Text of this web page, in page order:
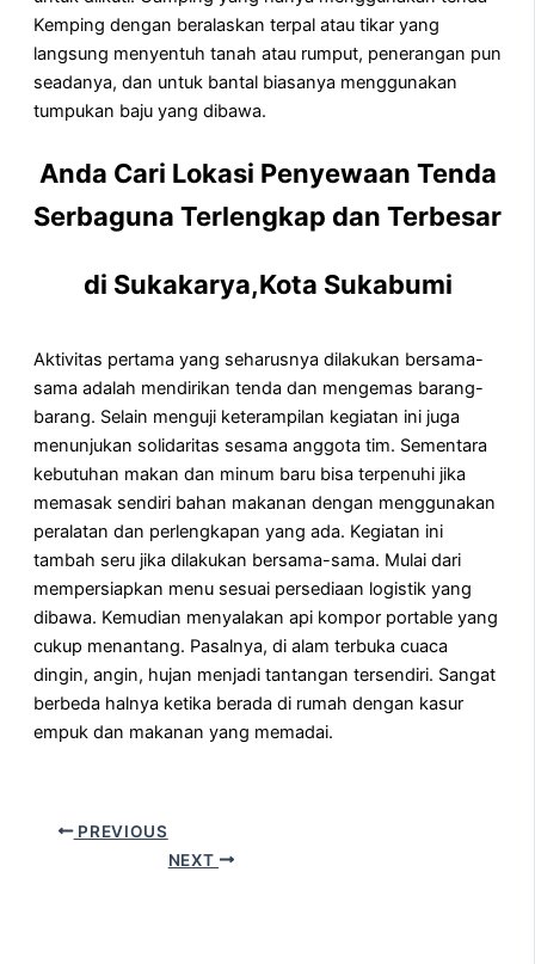
Kemping dengan beralaskan terpal atau tikar yang
langsung menyentuh tanah atau rumput, penerangan pun
seadanya, dan untuk bantal biasanya menggunakan
tumpukan baju yang dibawa.
Anda Cari Lokasi Penyewaan Tenda
Serbaguna Terlengkap dan Terbesar
di Sukakarya,Kota Sukabumi
Aktivitas pertama yang seharusnya dilakukan bersama-
sama adalah mendirikan tenda dan mengemas barang-
barang. Selain menguji keterampilan kegiatan ini juga
menunjukan solidaritas sesama anggota tim. Sementara
kebutuhan makan dan minum baru bisa terpenuhi jika
memasak sendiri bahan makanan dengan menggunakan
peralatan dan perlengkapan yang ada. Kegiatan ini
tambah seru jika dilakukan bersama-sama. Mulai dari
mempersiapkan menu sesuai persediaan logistik yang
dibawa. Kemudian menyalakan api kompor portable yang
cukup menantang. Pasalnya, di alam terbuka cuaca
dingin, angin, hujan menjadi tantangan tersendiri. Sangat
berbeda halnya ketika berada di rumah dengan kasur
empuk dan makanan yang memadai.
PREVIOUS
NEXT